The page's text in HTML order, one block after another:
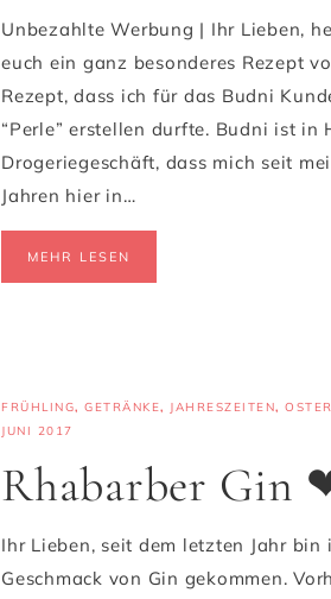
Unbezahlte Werbung | Ihr Lieben,
euch ein ganz besonderes Rezept
Rezept, dass ich für das Budni
“Perle” erstellen durfte. Budni ist in
Drogeriegeschäft, dass mich seit
Jahren hier in…
MEHR LESEN
FRÜHLING, GETRÄNKE, JAHRESZEITEN,
JUNI 2017
Rhabarber Gin
Ihr Lieben, seit dem letzten Jahr bin
Geschmack von Gin gekommen.